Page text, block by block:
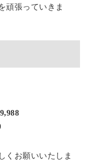
頑張っていきま
くお願いいたしま